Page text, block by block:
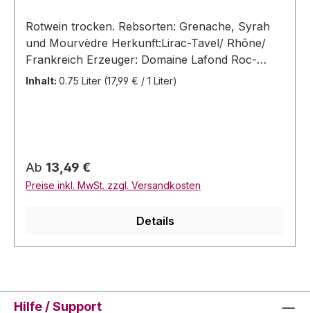
Rotwein trocken. Rebsorten: Grenache, Syrah
und Mourvèdre Herkunft:Lirac-Tavel/ Rhône/
Frankreich Erzeuger: Domaine Lafond Roc-
Epine, 336 Route des Vignobles, 30126 Tavel,
Stabilisierungsmittel (Gummi arabicum) . Unter
Schutzatmosphäre abgefüllt. Brennwert:
328kJ/79kcal -per 100ml Kohlenhydrate: 0,8g
Mengen von Fett, gesättigten Fettsäuren, Eiweiß
und Salz Allergenhinweis: enthält Sulfite Alc
Inhalt: 0.75 Liter (17,99 € / 1 Liter)
Regulärer Preis:
Ab 13,49 €
Preise inkl. MwSt. zzgl. Versandkosten
Details
Hilfe / Support